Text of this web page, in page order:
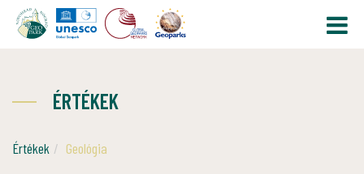
ÉRTÉKEK
Értékek Geológia